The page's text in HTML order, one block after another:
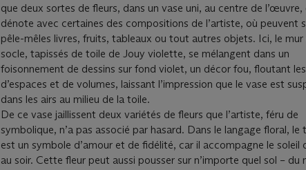
que deux sortes de ﬂeurs, dans un vase uni, au centre de l’œuvre,
dénote avec certaines des compositions de l’artiste, où peuvent
pêle-mêles livres, fruits, tableaux ou tout autres objets. Ici, le mur
socle, tapissés de toile de Jouy violette, se mélangent dans un
foisonnement de dessins sur fond violet, un décor fou, ﬂoutant
d’espaces et de volumes, laissant l’impression que le vase est
dans les airs au milieu de la toile.
De ce vase jaillissent deux variétés de ﬂeurs que l’artiste, féru de
symbolique, n’a pas associé par hasard. Dans le langage ﬂoral, le
est un symbole d’amour et de ﬁdélité, car il accompagne le soleil
au soir. Cette ﬂeur peut aussi pousser sur n’importe quel sol – du